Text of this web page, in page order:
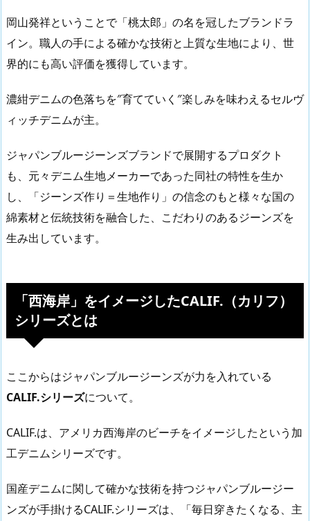
岡山発祥ということで「桃太郎」の名を冠したブランドラ
イン。職人の手による確かな技術と上質な生地により、世
界的にも高い評価を獲得しています。
濃紺デニムの色落ちを″育てていく″楽しみを味わえるセルヴ
ィッチデニムが主。
ジャパンブルージーンズブランドで展開するプロダクト
も、元々デニム生地メーカーであった同社の特性を生か
し、「ジーンズ作り＝生地作り」の信念のもと様々な国の
綿素材と伝統技術を融合した、こだわりのあるジーンズを
生み出しています。
「西海岸」をイメージしたCALIF.（カリフ）
シリーズとは
ここからはジャパンブルージーンズが力を入れている
CALIF.シリーズについて。
CALIF.は、アメリカ西海岸のビーチをイメージしたという加
工デニムシリーズです。
国産デニムに関して確かな技術を持つジャパンブルージー
ンズが手掛けるCALIF.シリーズは、「毎日穿きたくなる、主